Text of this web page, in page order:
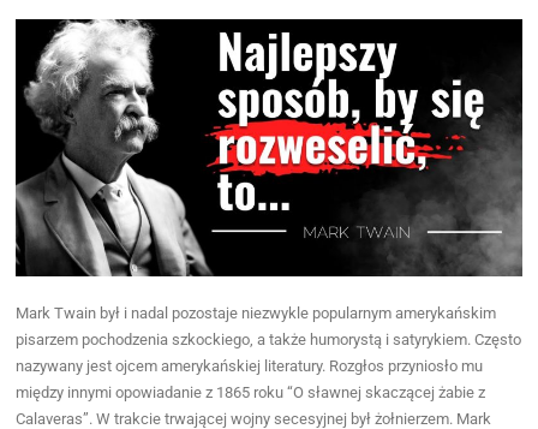
Mark Twain był i nadal pozostaje niezwykle popularnym amerykańskim
pisarzem pochodzenia szkockiego, a także humorystą i satyrykiem. Często
nazywany jest ojcem amerykańskiej literatury. Rozgłos przyniosło mu
między innymi opowiadanie z 1865 roku “O sławnej skaczącej żabie z
Calaveras”. W trakcie trwającej wojny secesyjnej był żołnierzem. Mark